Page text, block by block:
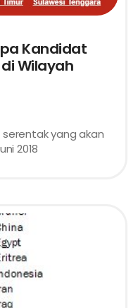
Kandidat
Wilayah
serentak yang akan
2018